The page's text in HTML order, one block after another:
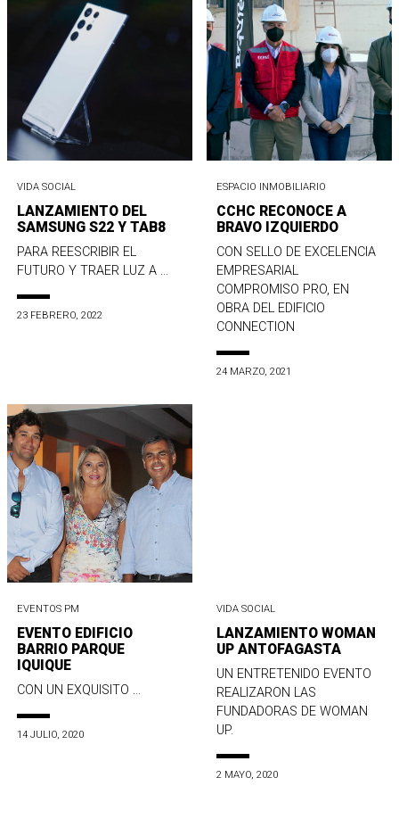
VIDA SOCIAL
LANZAMIENTO DEL
SAMSUNG S22 Y TAB8
PARA REESCRIBIR EL
FUTURO Y TRAER LUZ A ...
23 FEBRERO, 2022
ESPACIO INMOBILIARIO
CCHC RECONOCE A
BRAVO IZQUIERDO
CON SELLO DE EXCELENCIA
EMPRESARIAL
COMPROMISO PRO, EN
OBRA DEL EDIFICIO
CONNECTION
24 MARZO, 2021
EVENTOS PM
EVENTO EDIFICIO
BARRIO PARQUE
IQUIQUE
CON UN EXQUISITO ...
14 JULIO, 2020
VIDA SOCIAL
LANZAMIENTO WOMAN
UP ANTOFAGASTA
UN ENTRETENIDO EVENTO
REALIZARON LAS
FUNDADORAS DE WOMAN
UP.
2 MAYO, 2020